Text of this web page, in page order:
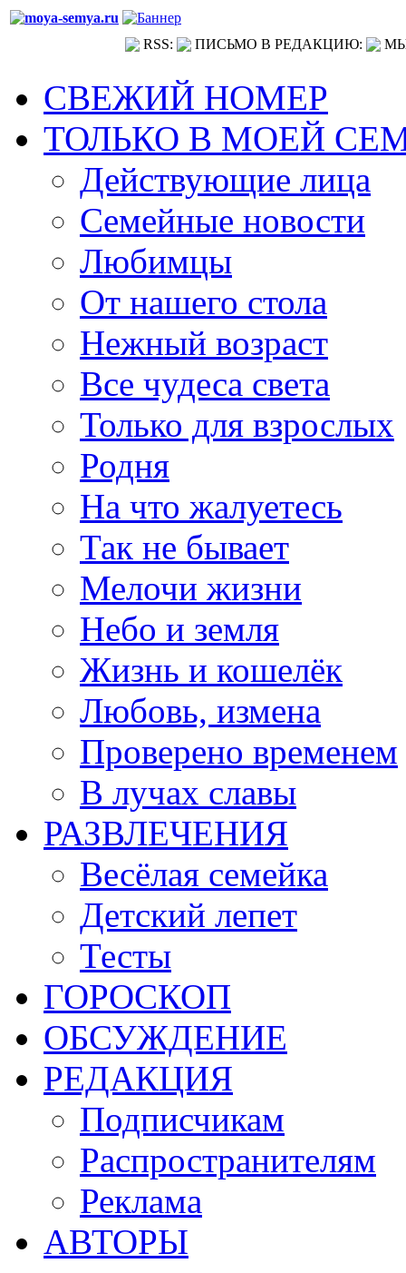
RSS: ПИСЬМО В РЕДАКЦИЮ:
СВЕЖИЙ НОМЕР
ТОЛЬКО В МОЕЙ
Действующие лица
Семейные новости
Любимцы
От нашего стола
Нежный возраст
Все чудеса света
Только для взрослых
Родня
На что жалуетесь
Так не бывает
Мелочи жизни
Небо и земля
Жизнь и кошелёк
Любовь, измена
Проверено временем
В лучах славы
РАЗВЛЕЧЕНИЯ
Весёлая семейка
Детский лепет
Тесты
ГОРОСКОП
ОБСУЖДЕНИЕ
РЕДАКЦИЯ
Подписчикам
Распространителям
Реклама
АВТОРЫ